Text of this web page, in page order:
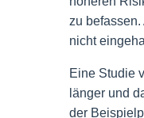
zu
nicht
Eine Studie
länger und
der